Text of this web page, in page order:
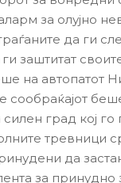
за олујно
да ги
заштитат
на автопатот
сообраќајот
град кој го
тревници
да
за